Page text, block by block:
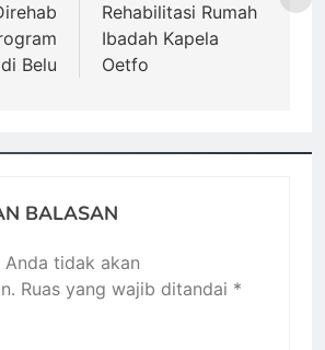
Belu
Rehabilitasi Rumah
Ibadah Kapela
Oetfo
BALASAN
tidak akan
Ruas yang wajib ditandai *